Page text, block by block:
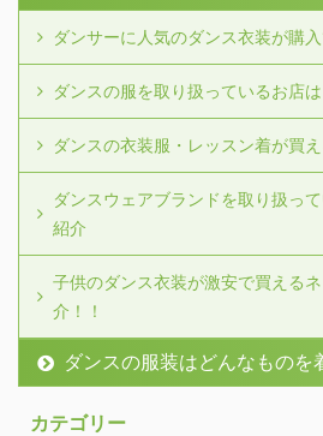
ダンサーに人気のダンス衣装が購
ダンスの服を取り扱っているお店
ダンスの衣装服・レッスン着が買
ダンスウェアブランドを取り扱っ
紹介
子供のダンス衣装が激安で買える
介！！
ダンスの服装はどんなものを
カテゴリー